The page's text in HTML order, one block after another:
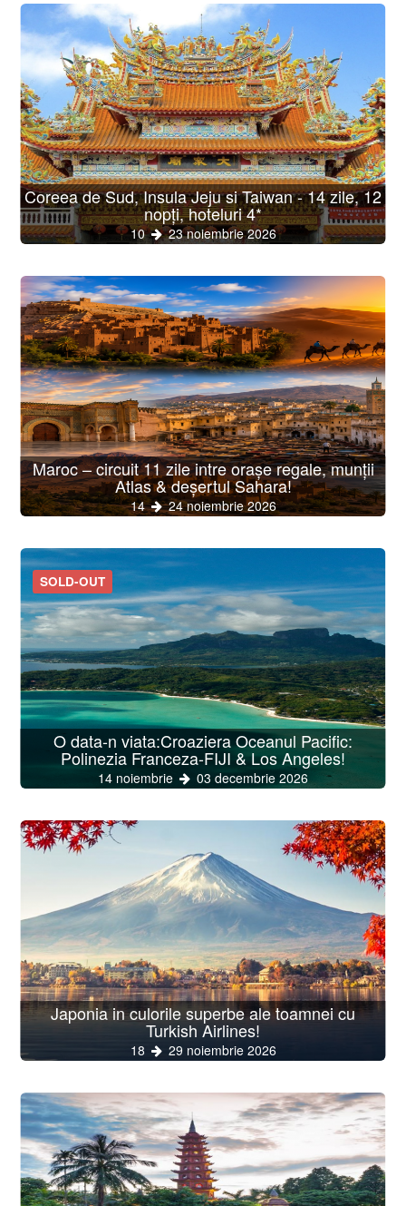
Coreea de Sud, Insula Jeju si Taiwan - 14 zile, 12
nopți, hoteluri 4*
10 23 noiembrie 2026
Maroc – circuit 11 zile intre orașe regale, munții
Atlas & deșertul Sahara!
14 24 noiembrie 2026
SOLD-OUT
O data-n viata:Croaziera Oceanul Pacific:
Polinezia Franceza-FIJI & Los Angeles!
14 noiembrie 03 decembrie 2026
Japonia in culorile superbe ale toamnei cu
Turkish Airlines!
18 29 noiembrie 2026